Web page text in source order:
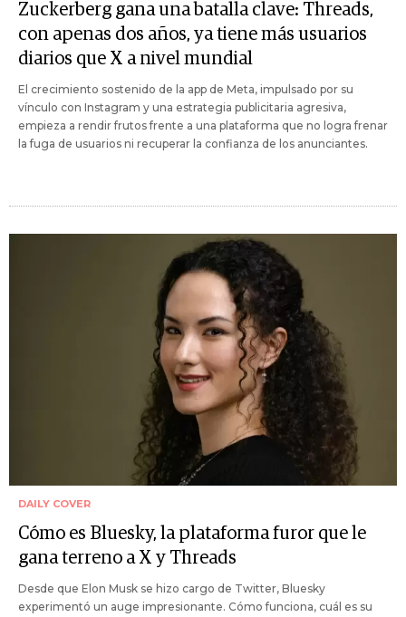
Zuckerberg gana una batalla clave: Threads,
con apenas dos años, ya tiene más usuarios
diarios que X a nivel mundial
El crecimiento sostenido de la app de Meta, impulsado por su
vínculo con Instagram y una estrategia publicitaria agresiva,
empieza a rendir frutos frente a una plataforma que no logra frenar
la fuga de usuarios ni recuperar la confianza de los anunciantes.
DAILY COVER
Cómo es Bluesky, la plataforma furor que le
gana terreno a X y Threads
Desde que Elon Musk se hizo cargo de Twitter, Bluesky
experimentó un auge impresionante. Cómo funciona, cuál es su